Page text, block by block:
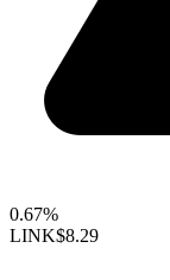
0.67%
LINK$8.29